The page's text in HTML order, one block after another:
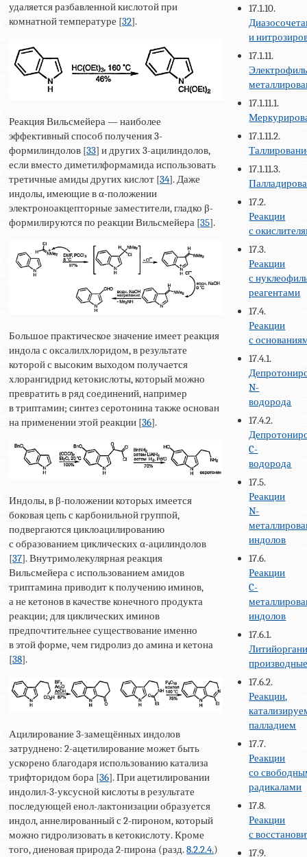
удаляется разбавленной кислотой при
комнатной температуре [32].
Реакция Вильсмейера — наиболее
эффективный способ получения 3-
формилиндолов [33] и других 3-ацилиндолов,
если вместо диметилформамида использовать
третичные амиды других кислот [34]. Даже
индолы, имеющие в α-положении
электроноакцепторные заместители, гладко β-
формилируются по реакции Вильсмейера [35].
Большое практическое значение имеет реакция
индола с оксалилхлоридом, в результате
которой с высоким выходом получается
хлорангидрид кетокислоты, который можно
превратить в ряд соединений, например
в триптамин; синтез серотонина также основан
на применении этой реакции [36].
Индолы, в β-положении которых имеется
боковая цепь с карбонильной группой,
подвергаются циклоацилированию
с образованием циклических α-ацилиндолов
[37]. Внутримолекулярная реакция
Вильсмейера с использованием амидов
триптамина приводит к получению иминов,
а не кетонов в качестве конечного продукта
реакции; для циклических иминов
предпочтительнее существование именно
в этой форме, чем гидролиз до амина и кетона
[38].
Ацилирование 3-замещённых индолов
затруднено: 2-ацетилирование может быть
ускорено благодаря использованию катализа
трифторидом бора [36]. При ацетилировании
индолил-3-уксусной кислоты в результате
последующей енол-лактонизации образуется
индол, аннелированный с 2-пироном, который
можно гидролизовать в кетокислоту. Кроме
того, диеновая природа 2-пирона (разд.8.2.2.4.)
17.1.10.
и
17.1.11.
17.1.11.1.
17.1.11.2.
17.1.11.3.
17.2.
Реакции
с
17.3.
Реакции
с
реагентами
17.4.
Реакции
с
17.4.1.
N-
водорода
17.4.2.
C-
водорода
17.5.
Реакции
N-
индолов
17.6.
Реакции
C-
индолов
17.6.1.
17.6.2.
Реакции,
палладием
17.7.
Реакции
со
радикалами
17.8.
Реакции
с
17.9.